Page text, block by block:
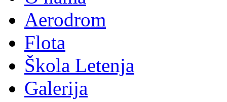
Aerodrom
Flota
Škola Letenja
Galerija